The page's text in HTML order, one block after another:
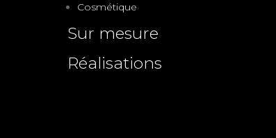
Cosmétique
Sur mesure
Réalisations